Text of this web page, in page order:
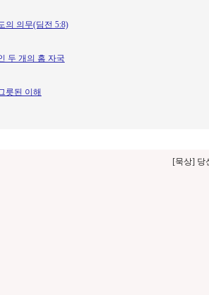
의 의무(딤전 5:8)
두 개의 홈 자국
릇된 이해
[묵상] 당